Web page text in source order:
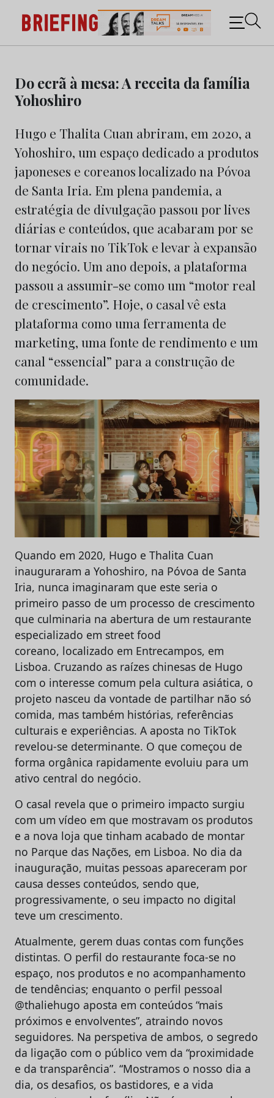
content
Briefing: Todas as notícias sobre os negócios do
Marketing e da Publicidade
Do ecrã à mesa: A receita da família
Yohoshiro
Hugo e Thalita Cuan abriram, em 2020, a
Yohoshiro, um espaço dedicado a produtos
japoneses e coreanos localizado na Póvoa
de Santa Iria. Em plena pandemia, a
estratégia de divulgação passou por lives
diárias e conteúdos, que acabaram por se
tornar virais no TikTok e levar à expansão
do negócio. Um ano depois, a plataforma
passou a assumir-se como um “motor real
de crescimento”. Hoje, o casal vê esta
plataforma como uma ferramenta de
marketing, uma fonte de rendimento e um
canal “essencial” para a construção de
comunidade.
Quando em 2020, Hugo e Thalita Cuan
inauguraram a Yohoshiro, na Póvoa de Santa
Iria, nunca imaginaram que este seria o
primeiro passo de um processo de crescimento
que culminaria na abertura de um restaurante
especializado em street food
coreano, localizado em Entrecampos, em
Lisboa. Cruzando as raízes chinesas de Hugo
com o interesse comum pela cultura asiática, o
projeto nasceu da vontade de partilhar não só
comida, mas também histórias, referências
culturais e experiências. A aposta no TikTok
revelou-se determinante. O que começou de
forma orgânica rapidamente evoluiu para um
ativo central do negócio.
O casal revela que o primeiro impacto surgiu
com um vídeo em que mostravam os produtos
e a nova loja que tinham acabado de montar
no Parque das Nações, em Lisboa. No dia da
inauguração, muitas pessoas apareceram por
causa desses conteúdos, sendo que,
progressivamente, o seu impacto no digital
teve um crescimento.
Atualmente, gerem duas contas com funções
distintas. O perfil do restaurante foca-se no
espaço, nos produtos e no acompanhamento
de tendências; enquanto o perfil pessoal
@thaliehugo aposta em conteúdos “mais
próximos e envolventes”, atraindo novos
seguidores. Na perspetiva de ambos, o segredo
da ligação com o público vem da “proximidade
e da transparência”. “Mostramos o nosso dia a
dia, os desafios, os bastidores, e a vida